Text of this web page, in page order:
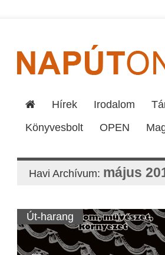
Hírek Irodalom
Könyvesbolt
OPEN
Havi Archívum: május
Út-harang